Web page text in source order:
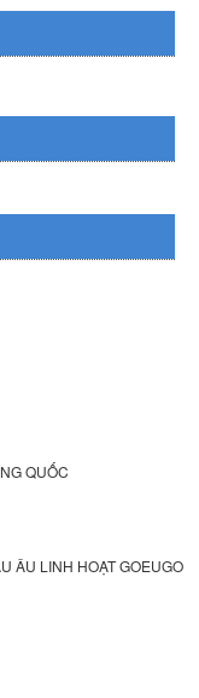
QUỐC
ÂU LINH HOẠT GOEUGO